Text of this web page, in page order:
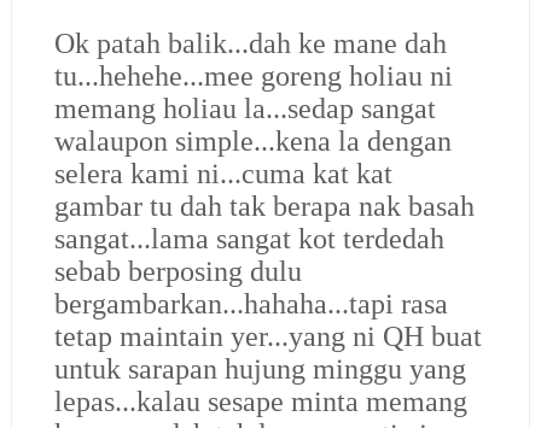
Ok patah balik...dah ke mane dah
tu...hehehe...mee goreng holiau ni
memang holiau la...sedap sangat
walaupon simple...kena la dengan
selera kami ni...cuma kat kat
gambar tu dah tak berapa nak basah
sangat...lama sangat kot terdedah
sebab berposing dulu
bergambarkan...hahaha...tapi rasa
tetap maintain yer...yang ni QH buat
untuk sarapan hujung minggu yang
lepas...kalau sesape minta memang